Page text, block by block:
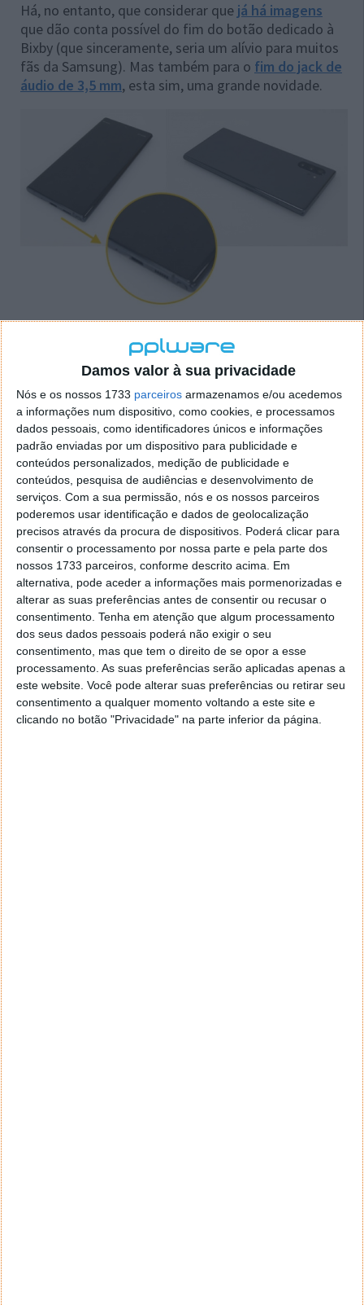
Damos valor à sua privacidade
Nós e os nossos 1733 parceiros armazenamos e/ou acedemos
a informações num dispositivo, como cookies, e processamos
dados pessoais, como identificadores únicos e informações
padrão enviadas por um dispositivo para publicidade e
conteúdos personalizados, medição de publicidade e
conteúdos, pesquisa de audiências e desenvolvimento de
serviços. Com a sua permissão, nós e os nossos parceiros
poderemos usar identificação e dados de geolocalização
precisos através da procura de dispositivos. Poderá clicar para
consentir o processamento por nossa parte e pela parte dos
nossos 1733 parceiros, conforme descrito acima. Em
alternativa, pode aceder a informações mais pormenorizadas e
alterar as suas preferências antes de consentir ou recusar o
consentimento. Tenha em atenção que algum processamento
dos seus dados pessoais poderá não exigir o seu
consentimento, mas que tem o direito de se opor a esse
processamento. As suas preferências serão aplicadas apenas a
este website. Você pode alterar suas preferências ou retirar seu
consentimento a qualquer momento voltando a este site e
clicando no botão "Privacidade" na parte inferior da página.
Há, no entanto, que considerar que já há imagens
que dão conta possível do fim do botão dedicado à
Bixby (que sinceramente, seria um alívio para muitos
fãs da Samsung). Mas também para o fim do jack de
áudio de 3,5 mm, esta sim, uma grande novidade.
O preço do Samsung Galaxy Note 10... que
afinal até já é o esperado
Pois bem, hoje surgiramnovos rumoresem torno
dos possíveis preços do Note 10 e da sua versão Plus
para a Europa. A fonte é relativamente fiável,
considerando o seu passado e realmente os preços
lançados parecem fazer bastante sentido, para quem
conhece o mercado.
Assim, o Note10 deverá chegar ao mercado por 999
€. Já o Note10+ é indicado que entre no mercado
com um preço base de 1149 €. Para ambos os casos é
indicado um armazenamento interno de 256 GB
nestas versões de entrada.